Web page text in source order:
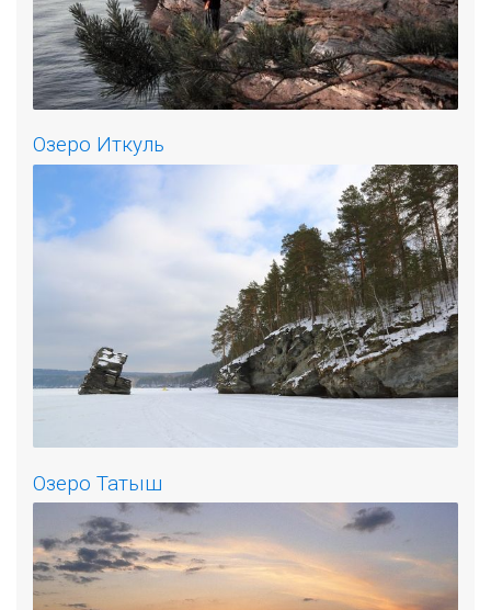
Озеро Иткуль
Озеро Татыш